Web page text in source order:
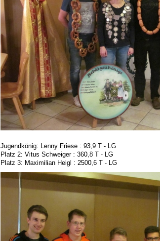
Jugendkönig: Lenny Friese : 93,9 T - LG
Platz 2: Vitus Schweiger : 360,8 T - LG
Platz 3: Maximilian Heigl : 2500,6 T - LG